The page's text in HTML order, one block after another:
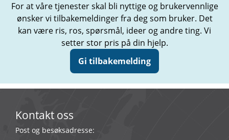
For at våre tjenester skal bli nyttige og brukervennlige
ønsker vi tilbakemeldinger fra deg som bruker. Det
kan være ris, ros, spørsmål, ideer og andre ting. Vi
setter stor pris på din hjelp.
Gi tilbakemelding
Kontakt oss
Post og besøksadresse: